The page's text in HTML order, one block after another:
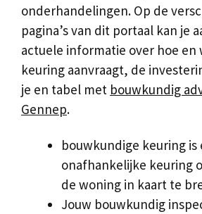
onderhandelingen. Op de
pagina’s van dit portaal kan je
actuele informatie over hoe en
keuring aanvraagt, de
je en tabel met bouwkundig
Gennep.
bouwkundige keuring is
onafhankelijke keuring
de woning in kaart te
Jouw bouwkundig